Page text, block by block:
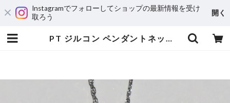
Instagramでフォローしてショップの最新情報を受け
取ろう
開く
PT ジルコン ペンダントネックレス | 宝飾工房 Ｋ’ｓ ＣＲＡＦＴ